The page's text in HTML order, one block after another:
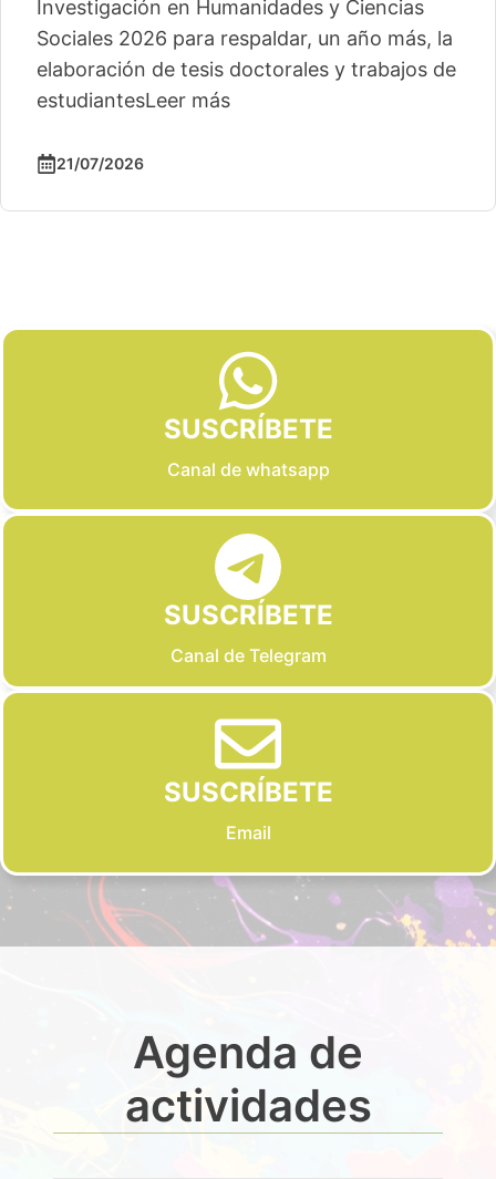
Investigación en Humanidades y Ciencias
Sociales 2026 para respaldar, un año más, la
elaboración de tesis doctorales y trabajos de
estudiantesLeer más
21/07/2026
SUSCRÍBETE
Canal de whatsapp
SUSCRÍBETE
Canal de Telegram
SUSCRÍBETE
Email
Agenda de
actividades